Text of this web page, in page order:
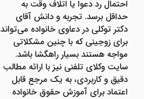
احتمال رد دعوا یا اتلاف وقت به
حداقل برسد. تجربه و دانش آقای
دکتر توکلی در دعاوی خانواده می‌تواند
برای زوجینی که با چنین مشکلاتی
مواجه هستند بسیار راهگشا باشد.
سایت وکلای تلفنی نیز با ارائه مطالب
دقیق و کاربردی، به یک مرجع قابل
اعتماد برای آموزش حقوق خانواده